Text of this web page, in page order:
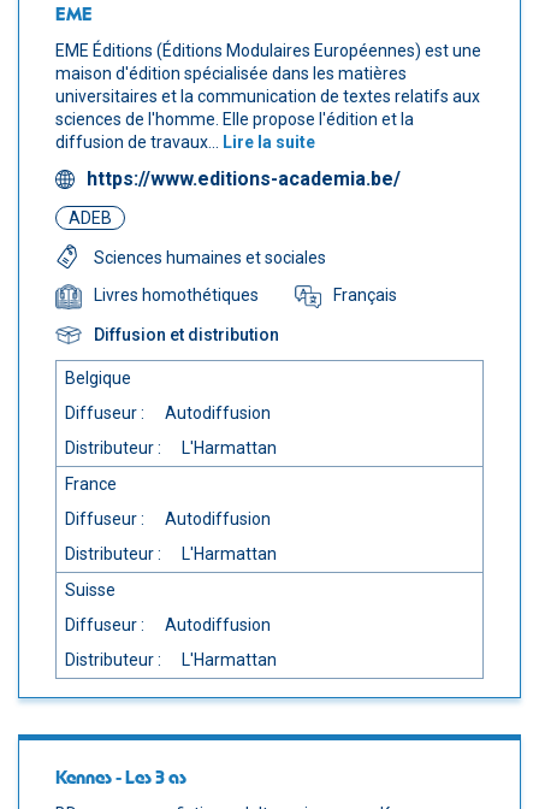
EME
EME Éditions (Éditions Modulaires Européennes) est une
maison d'édition spécialisée dans les matières
universitaires et la communication de textes relatifs aux
sciences de l'homme. Elle propose l'édition et la
diffusion de travaux...
Lire la suite
https://www.editions-academia.be/
ADEB
Sciences humaines et sociales
Livres homothétiques
Français
Diffusion et distribution
Belgique
Diffuseur :
Autodiffusion
Distributeur :
L'Harmattan
France
Diffuseur :
Autodiffusion
Distributeur :
L'Harmattan
Suisse
Diffuseur :
Autodiffusion
Distributeur :
L'Harmattan
Kennes - Les 3 as